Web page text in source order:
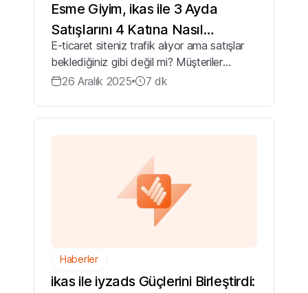
Esme Giyim, ikas ile 3 Ayda
Satışlarını 4 Katına Nasıl
Çıkardı?
E-ticaret siteniz trafik alıyor ama satışlar
beklediğiniz gibi değil mi? Müşteriler
ürünleri sepete ekliyor ancak ödeme
26 Aralık 2025 7 dk
Haberler
ikas ile iyzads Güçlerini Birleştirdi: